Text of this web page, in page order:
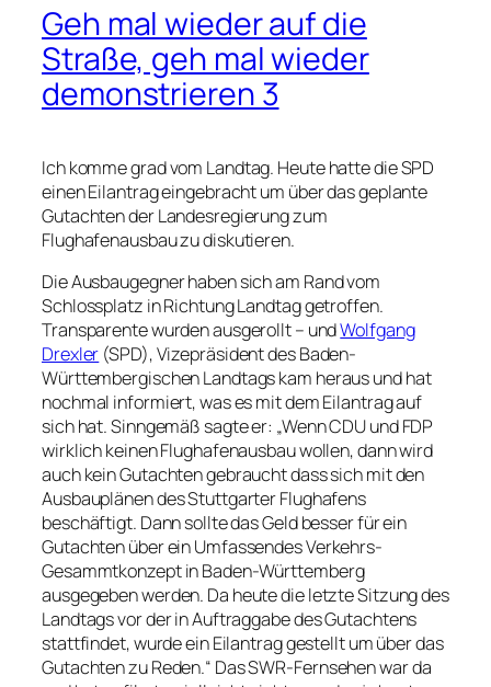
Geh mal wieder auf die
Straße, geh mal wieder
demonstrieren 3
Ich komme grad vom Landtag. Heute hatte die SPD
einen Eilantrag eingebracht um über das geplante
Gutachten der Landesregierung zum
Flughafenausbau zu diskutieren.
Die Ausbaugegner haben sich am Rand vom
Schlossplatz in Richtung Landtag getroffen.
Transparente wurden ausgerollt – undWolfgang
Drexler (SPD), Vizepräsident des Baden-
Württembergischen Landtags kam heraus und hat
nochmal informiert, was es mit dem Eilantrag auf
sich hat. Sinngemäß sagte er: „Wenn CDU und FDP
wirklich keinen Flughafenausbau wollen, dann wird
auch kein Gutachten gebraucht dass sich mit den
Ausbauplänen des Stuttgarter Flughafens
beschäftigt. Dann sollte das Geld besser für ein
Gutachten über ein Umfassendes Verkehrs-
Gesammtkonzept in Baden-Württemberg
ausgegeben werden. Da heute die letzte Sitzung des
Landtags vor der in Auftraggabe des Gutachtens
stattfindet, wurde ein Eilantrag gestellt um über das
Gutachten zu Reden.“ Das SWR-Fernsehen war da